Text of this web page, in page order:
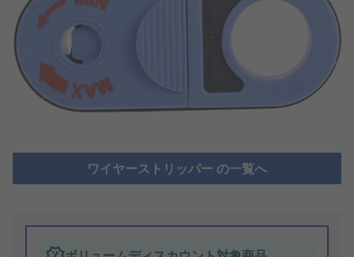
ワイヤーストリッパー の一覧へ